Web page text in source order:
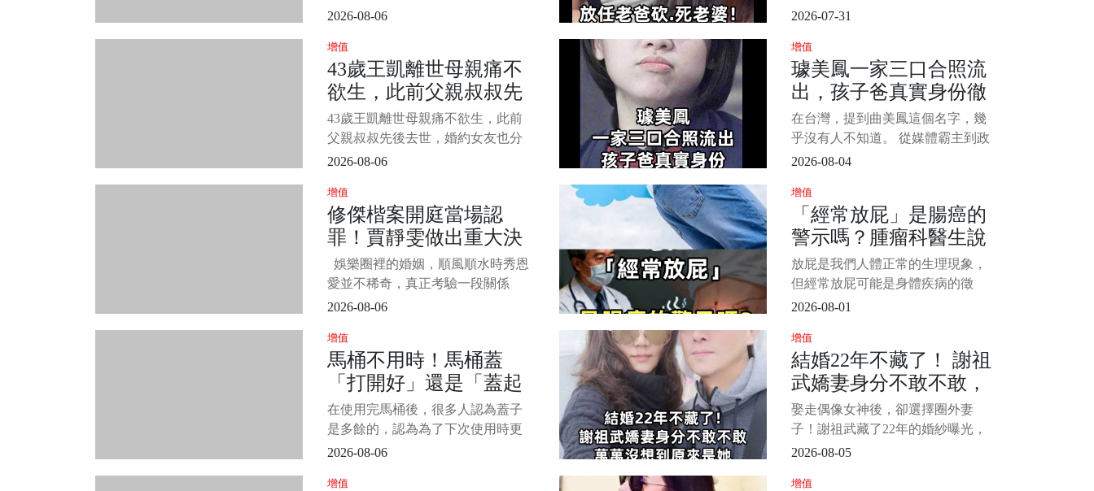
普吉島事件後，竟有神祕人士在網
後引發軒然大波。 1/6 圖片來源：
三立新聞據了解，這段影片疑似攝
於孫安佐在泰國期間，畫面中還出
現一名女性。 知情人士透露
2026-08-06
增值
43歲王凱離世母親痛不
欲生，此前父親叔叔先
後去世，婚約女友也分
手，多重打擊早已將他
完全壓垮！
43歲王凱離世母親痛不欲生，此前
父親叔叔先後去世，婚約女友也分
手，多重打擊早已將他完全壓垮！
此前父親叔叔先後去世，婚約女友
也分手，多重打擊早已將他完全壓
垮！ 娛樂圈最讓人難以接受的訊
息，往往是那個昨天還好端端工作
的人
2026-08-06
增值
修傑楷案開庭當場認
罪！賈靜雯做出重大決
定，九年姐弟戀婚姻真
實狀態曝光！
娛樂圈裡的婚姻，順風順水時秀恩
愛並不稀奇，真正考驗一段關係
的，往往是其中一方跌進人生低谷
碰上了這樣一次考驗。 2014年，兩
人的戀情曝光。 相差9歲的姐弟戀，
加上當時賈靜雯的知名度明顯高於
修杰楷，從一開始就沒少被唱衰。
有人覺得女強
2026-08-06
增值
馬桶不用時！馬桶蓋
「打開好」還是「蓋起
來好」？不懂的趕快看
看
在使用完馬桶後，很多人認為蓋子
是多餘的，認為為了下次使用時更
加方便，不用再掀蓋子，節省了一
馬桶後，應及時蓋上蓋子。 那麼哪
2026-08-06
增值
徹底引爆全網怒火！不少民眾與死
始作俑者正是死者長期在台中包養
小三的「無能丈夫」。 死者閨密出
面沉痛爆料，死者老公與原生家庭
關係不睦，
2026-07-31
增值
璩美鳳一家三口合照流
出，孩子爸真實身份徹
底瞞不住，萬萬沒想到
竟然是他？
在台灣，提到曲美鳳這個名字，幾
乎沒有人不知道。 從媒體霸主到政
壇風雲人物，再到捲入舉國震驚的
起伏的大女主劇本。 最近，曲美鳳
一家三口的合照流出，讓外界發現
她的孩子父親竟然是曾經爆炸醜聞
中的某位熟人，網友紛紛表示「這
反轉簡直比電視劇還瘋狂！」 1/4
2026-08-04
增值
「經常放屁」是腸癌的
警示嗎？腫瘤科醫生說
「這3個癥狀」才是腸癌
信號
放屁是我們人體正常的生理現象，
但經常放屁可能是身體疾病的徵
兆，然而，是否經常放屁意味著腸
放屁與腸癌有什麼直接聯繫。 那麼
為什麼有些人會經常放屁？ 而腸癌
的警示信號又有哪些呢？ 今天我們
來簡單介紹一下： 1/6 為什麼有些
2026-08-01
增值
結婚22年不藏了！ 謝祖
武嬌妻身分不敢不敢，
萬萬沒想到原來是她，
難怪當初狠甩岳翎不娶
張玉嬿...
娶走偶像女神後，卻選擇圈外妻
子！謝祖武藏了22年的婚紗曝光，
網友：難怪當年放棄岳翎和張玉嬿
到的，或許還是那個在電視劇裡總
2026-08-05
增值